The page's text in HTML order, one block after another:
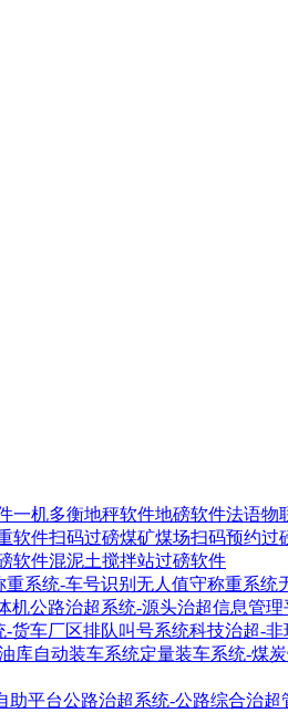
一机多衡地秤软件地磅软件法语物
软件扫码过磅煤矿煤场扫码预约过
软件混泥土搅拌站过磅软件
重系统-车号识别无人值守称重系统
机公路治超系统-源头治超信息管理
-货车厂区排队叫号系统科技治超-
库自动装车系统定量装车系统-煤
助平台公路治超系统-公路综合治超